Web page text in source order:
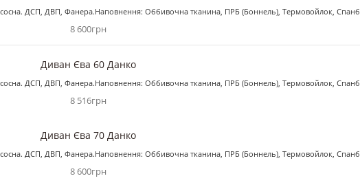
сосна. ДСП, ДВП, Фанера.Наповнення: Оббивочна тканина, ПРБ (Боннель), Термовойлок,
8 600грн
Диван Єва 60 Данко
сосна. ДСП, ДВП, Фанера.Наповнення: Оббивочна тканина, ПРБ (Боннель), Термовойлок,
8 516грн
Диван Єва 70 Данко
сосна. ДСП, ДВП, Фанера.Наповнення: Оббивочна тканина, ПРБ (Боннель), Термовойлок,
8 600грн